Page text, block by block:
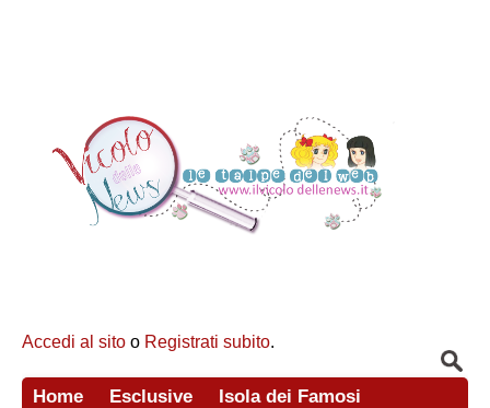
Accedi al sito o Registrati subito.
Home Esclusive
Isola dei Famosi